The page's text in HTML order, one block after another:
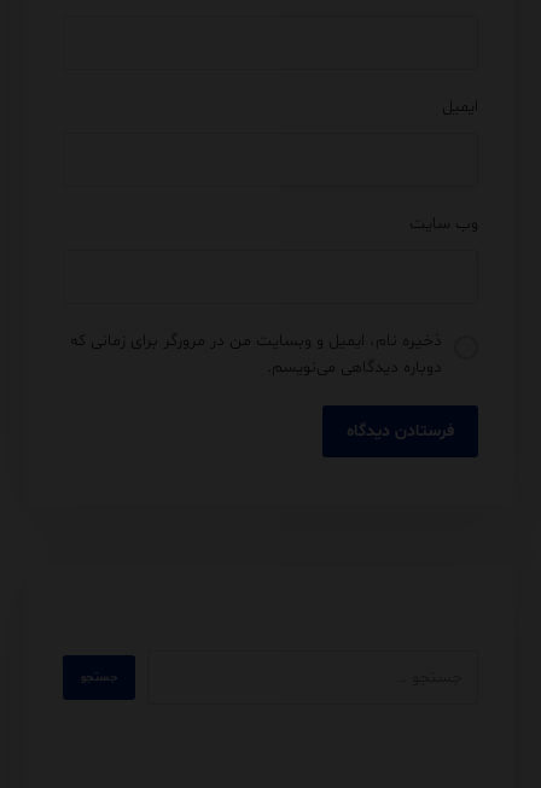
ایمیل
وب‌ سایت
ذخیره نام، ایمیل و وبسایت من در مرورگر برای زمانی که
دوباره دیدگاهی می‌نویسم.